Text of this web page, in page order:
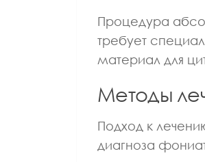
Процедура
требует
материал для
Методы
Подход к
диагноза